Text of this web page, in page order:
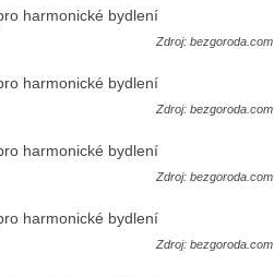
Zdroj: bezgoroda.com
Zdroj: bezgoroda.com
Zdroj: bezgoroda.com
Zdroj: bezgoroda.com